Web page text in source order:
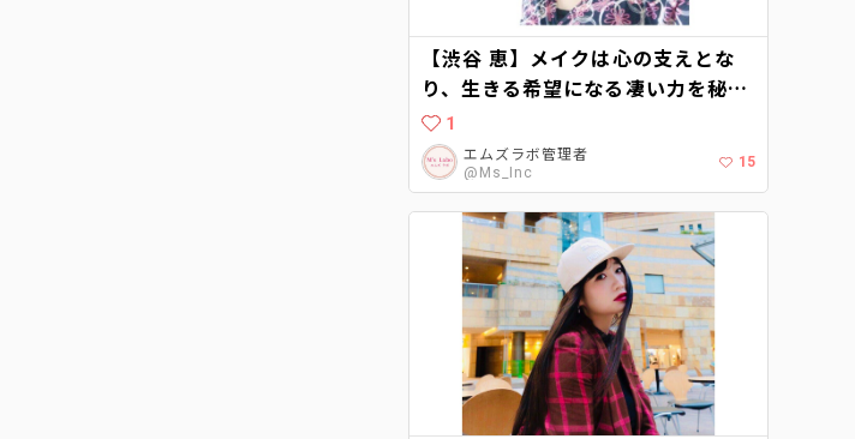
【渋谷 恵】メイクは心の支えとな
り、生きる希望になる凄い力を秘め
たものです
1
エムズラボ管理者
@Ms_Inc
15